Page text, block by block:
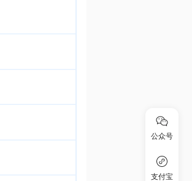
公众号
支付宝